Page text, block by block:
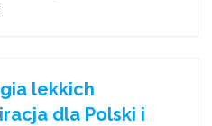
lekkich
dla Polski i